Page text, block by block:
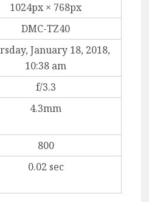
1024px × 768px
DMC-TZ40
January 18, 2018,
10:38 am
f/3.3
4.3mm
800
0.02 sec